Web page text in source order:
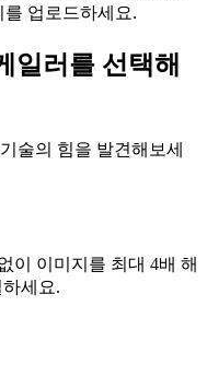
업로드하세요.
일러를 선택해
술의 힘을 발견해보세
이 이미지를 최대 4배 해
세요.